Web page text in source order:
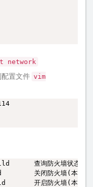
network
置文件 vim
查询防火墙状态
关闭防火墙(本次)
开启防火墙(本次)
复制